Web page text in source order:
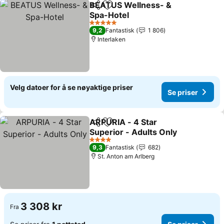
Del Legg til i favoritter
BEATUS Wellness- &
Spa-Hotel
Se priser
5 Stjerner
9,2 Fantastisk
1 806
Interlaken
Velg datoer for å se nøyaktige priser
Se priser
Del Legg til i favoritter
ARPURIA - 4 Star
Superior - Adults Only
Se priser
4 Stjerner
9,3 Fantastisk
682
St. Anton am Arlberg
Fra 3 308 kr